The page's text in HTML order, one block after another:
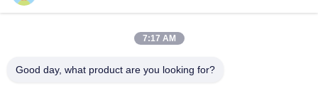
Gaz MAPP
części chłodnicze
7:17 AM
Good day, what product are you looking for?